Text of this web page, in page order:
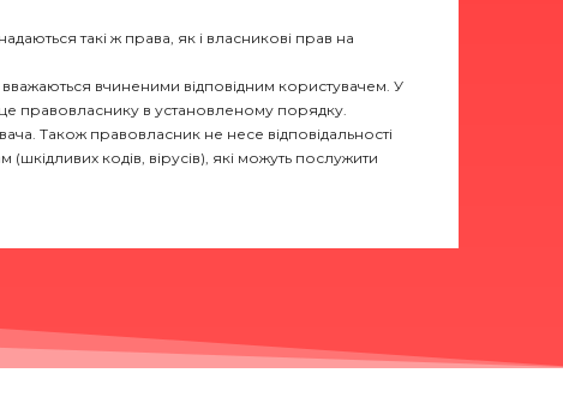
такі ж права, як і власникові прав на
вчиненими відповідним користувачем. У
правовласнику в установленому порядку.
Також правовласник не несе відповідальності
кодів, вірусів), які можуть послужити